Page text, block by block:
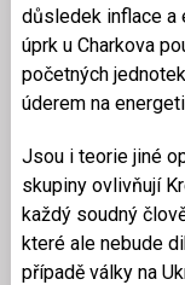
důsledek inflace a
úprk u Charkova
početných
úderem na
Jsou i teorie jiné
skupiny ovlivňují
každý soudný
které ale nebude
případě války na